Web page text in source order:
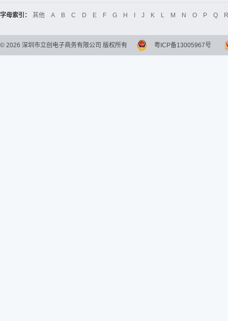
字母索引： 其他 A B C D E F G H J K L M N O P Q R
© 2026 深圳市立创电子商务有限公司 版权所有 粤ICP备13005967号